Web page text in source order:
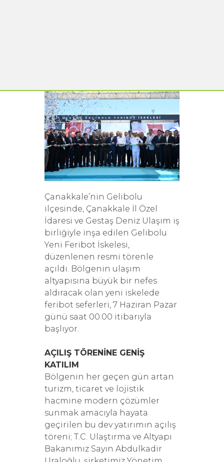
Çanakkale’nin Gelibolu
ilçesinde, Çanakkale İl Özel
İdaresi ve Gestaş Deniz Ulaşım iş
birliğiyle inşa edilen Gelibolu
Yeni Feribot İskelesi,
düzenlenen resmi törenle
açıldı. Bölgenin ulaşım
altyapısına büyük bir nefes
aldıracak olan yeni iskelede
feribot seferleri, 7 Haziran Pazar
günü saat 00.00 itibarıyla
başlıyor.
AÇILIŞ TÖRENİNE GENİŞ
KATILIM
Bölgenin her geçen gün artan
turizm, ticaret ve lojistik
hacmine modern çözümler
sunmak amacıyla hayata
geçirilen bu dev yatırımın açılış
töreni; T.C. Ulaştırma ve Altyapı
Bakanımız Sayın Abdulkadir